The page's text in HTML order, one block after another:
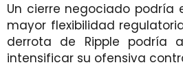
Un cierre negociado podría
mayor flexibilidad
derrota de Ripple podría
intensificar su ofensiva